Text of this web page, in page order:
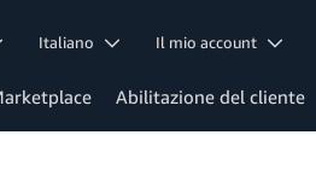
Italiano Il mio account
Abilitazione del cliente